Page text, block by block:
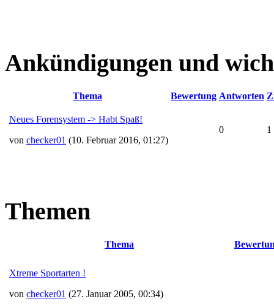
Ankündigungen und
Thema Bewertung Antworten
Neues Forensystem -> Habt Spaß!
von checker01 (10. Februar 2016, 01:27)
0 1
Themen
Thema
Xtreme Sportarten !
von checker01 (27. Januar 2005, 00:34)